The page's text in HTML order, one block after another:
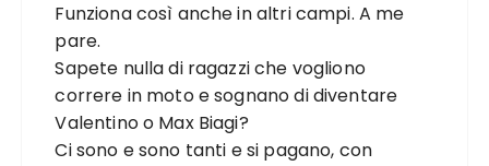
Funziona così anche in altri campi. A me
pare.
Sapete nulla di ragazzi che vogliono
correre in moto e sognano di diventare
Valentino o Max Biagi?
Ci sono e sono tanti e si pagano, con